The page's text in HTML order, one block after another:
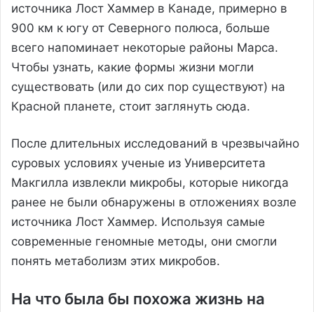
источника Лост Хаммер в Канаде, примерно в
900 км к югу от Северного полюса, больше
всего напоминает некоторые районы Марса.
Чтобы узнать, какие формы жизни могли
существовать (или до сих пор существуют) на
Красной планете, стоит заглянуть сюда.
После длительных исследований в чрезвычайно
суровых условиях ученые из Университета
Макгилла извлекли микробы, которые никогда
ранее не были обнаружены в отложениях возле
источника Лост Хаммер. Используя самые
современные геномные методы, они смогли
понять метаболизм этих микробов.
На что была бы похожа жизнь на